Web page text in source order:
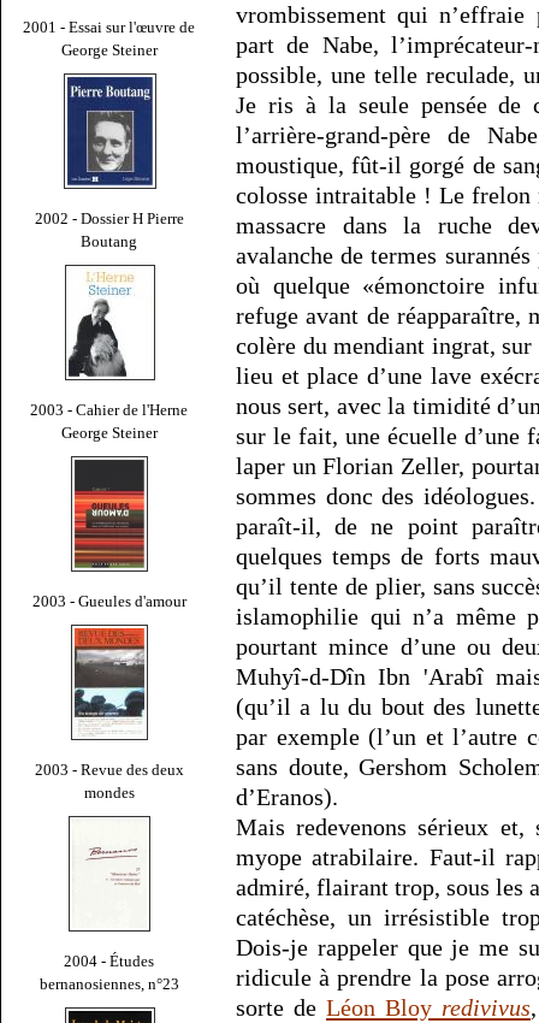
2001 - Essai sur l'œuvre de
George Steiner
2002 - Dossier H Pierre
Boutang
2003 - Cahier de l'Herne
George Steiner
2003 - Gueules d'amour
2003 - Revue des deux
mondes
2004 - Études
bernanosiennes, n°23
vrombissement qui
part de Nabe,
possible, une telle reculade,
Je ris à la seule pensée de
l’arrière-grand-père de
moustique, fût-il gorgé de
colosse intraitable ! Le frelon
massacre dans la ruche
avalanche de termes
où quelque «émonctoire
refuge avant de réapparaître,
colère du mendiant ingrat,
lieu et place d’une lave
nous sert, avec la timidité
sur le fait, une écuelle d’une
laper un Florian Zeller,
sommes donc des
paraît-il, de ne point
quelques temps de forts
qu’il tente de plier, sans
islamophilie qui n’a même
pourtant mince d’une ou
Muhyî-d-Dîn Ibn 'Arabî
(qu’il a lu du bout des
par exemple (l’un et l’autre
sans doute, Gershom
d’Eranos).
Mais redevenons sérieux
myope atrabilaire. Faut-il
admiré, flairant trop, sous les
catéchèse, un irrésistible
Dois-je rappeler que je me
ridicule à prendre la pose
sorte de Léon Bloy redivivus